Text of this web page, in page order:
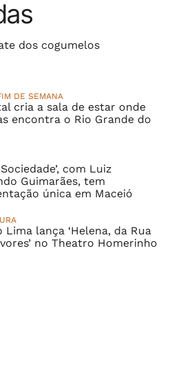
dos cogumelos
DE SEMANA
cria a sala de estar onde
encontra o Rio Grande do
Sociedade’, com Luiz
Guimarães, tem
única em Maceió
Lima lança ‘Helena, da Rua
no Theatro Homerinho